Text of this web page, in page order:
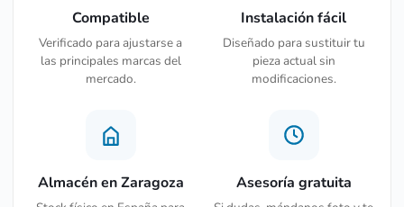
Compatible
Verificado para ajustarse a
las principales marcas del
mercado.
Instalación fácil
Diseñado para sustituir tu
pieza actual sin
modificaciones.
Almacén en Zaragoza Asesoría gratuita